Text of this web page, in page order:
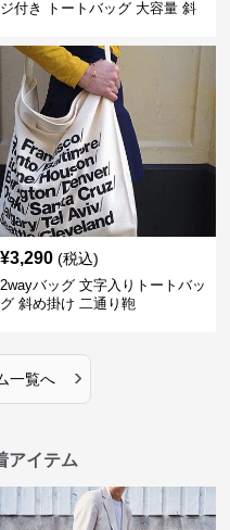
ジ付き トートバッグ 大容量 斜
¥3,290 (税込)
2wayバッグ 文字入りトートバッ
グ 斜め掛け 二通り鞄
一覧へ ›
アイテム